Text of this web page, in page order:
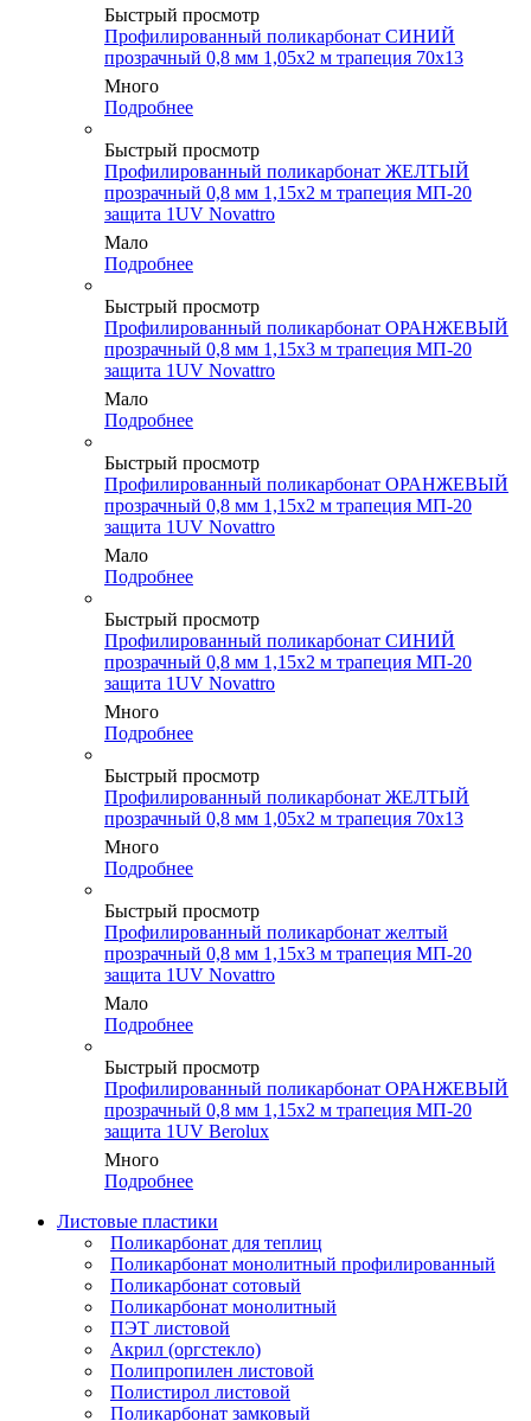
Быстрый просмотр
Профилированный поликарбонат СИНИЙ
прозрачный 0,8 мм 1,05х2 м трапеция 70х13
Много
Подробнее
Быстрый просмотр
Профилированный поликарбонат ЖЕЛТЫЙ
прозрачный 0,8 мм 1,15х2 м трапеция МП-20
защита 1UV Novattro
Мало
Подробнее
Быстрый просмотр
Профилированный поликарбонат ОРАНЖЕВЫЙ
прозрачный 0,8 мм 1,15х3 м трапеция МП-20
защита 1UV Novattro
Мало
Подробнее
Быстрый просмотр
Профилированный поликарбонат ОРАНЖЕВЫЙ
прозрачный 0,8 мм 1,15х2 м трапеция МП-20
защита 1UV Novattro
Мало
Подробнее
Быстрый просмотр
Профилированный поликарбонат СИНИЙ
прозрачный 0,8 мм 1,15х2 м трапеция МП-20
защита 1UV Novattro
Много
Подробнее
Быстрый просмотр
Профилированный поликарбонат ЖЕЛТЫЙ
прозрачный 0,8 мм 1,05х2 м трапеция 70х13
Много
Подробнее
Быстрый просмотр
Профилированный поликарбонат желтый
прозрачный 0,8 мм 1,15х3 м трапеция МП-20
защита 1UV Novattro
Мало
Подробнее
Быстрый просмотр
Профилированный поликарбонат ОРАНЖЕВЫЙ
прозрачный 0,8 мм 1,15х2 м трапеция МП-20
защита 1UV Berolux
Много
Подробнее
Листовые пластики
Поликарбонат для теплиц
Поликарбонат монолитный профилированный
Поликарбонат сотовый
Поликарбонат монолитный
ПЭТ листовой
Акрил (оргстекло)
Полипропилен листовой
Полистирол листовой
Поликарбонат замковый